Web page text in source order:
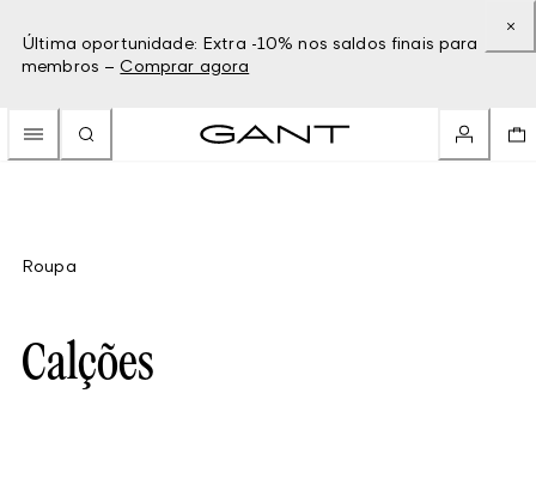
Última oportunidade: Extra -10% nos saldos finais para
membros – Comprar agora
Roupa
Calções